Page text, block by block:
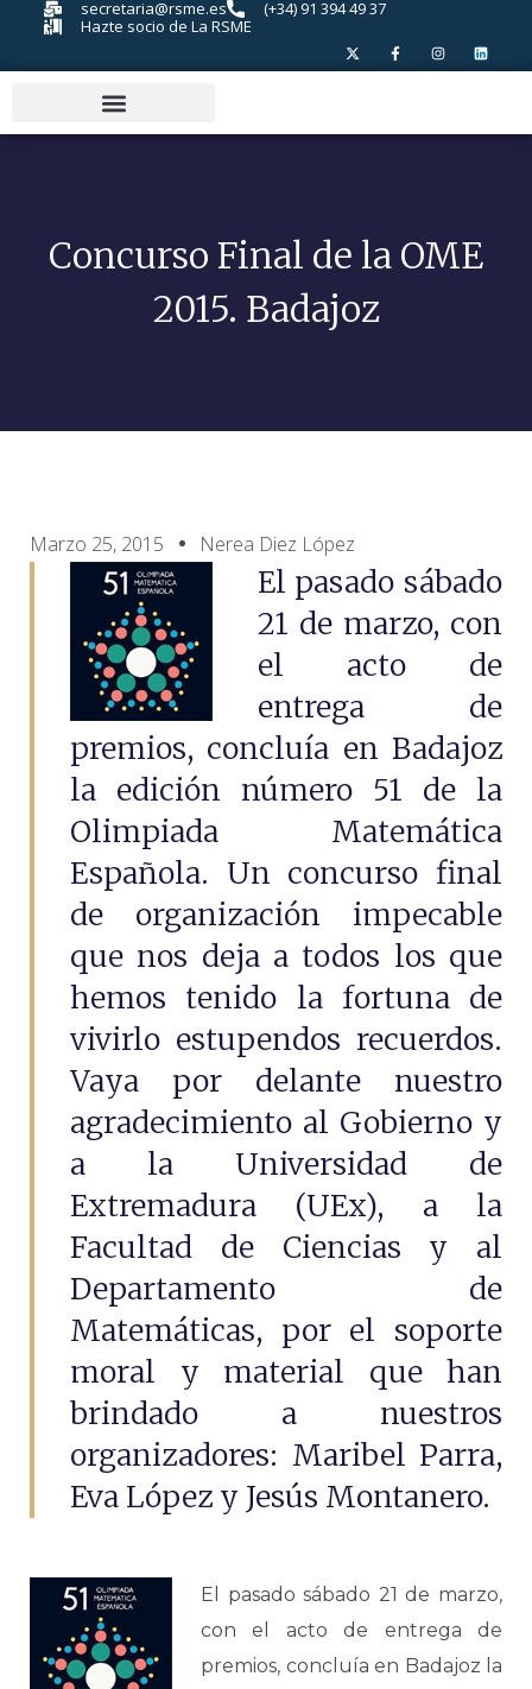
secretaria@rsme.es
(+34) 91 394 49 37
Hazte socio de La RSME
Concurso Final de la OME
2015. Badajoz
Marzo 25, 2015 Nerea Diez López
El pasado sábado
21 de marzo, con
el acto de
entrega de
premios, concluía en Badajoz
la edición número 51 de la
Olimpiada Matemática
Española. Un concurso final
de organización impecable
que nos deja a todos los que
hemos tenido la fortuna de
vivirlo estupendos recuerdos.
Vaya por delante nuestro
agradecimiento al Gobierno y
a la Universidad de
Extremadura (UEx), a la
Facultad de Ciencias y al
Departamento de
Matemáticas, por el soporte
moral y material que han
brindado a nuestros
organizadores: Maribel Parra,
Eva López y Jesús Montanero.
El pasado sábado 21 de marzo,
con el acto de entrega de
premios, concluía en Badajoz la